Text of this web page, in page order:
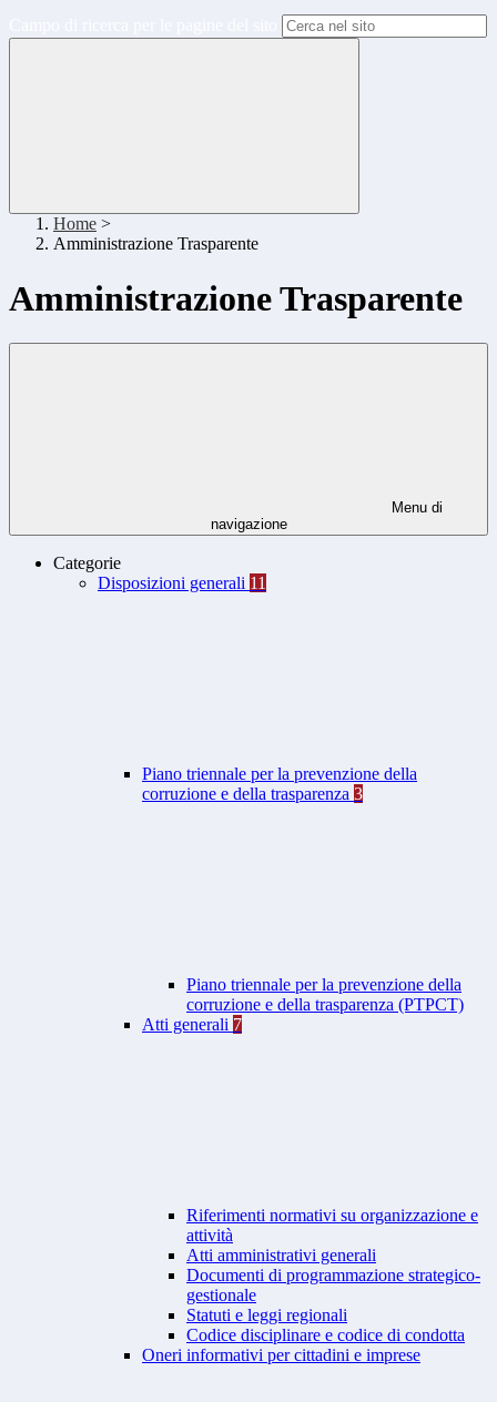
Home >
Amministrazione Trasparente
Amministrazione Trasparente
Menu di
navigazione
Categorie
Disposizioni generali 11
Piano triennale per la prevenzione della
corruzione e della trasparenza 3
Piano triennale per la prevenzione della
corruzione e della trasparenza (PTPCT)
Atti generali 7
Riferimenti normativi su organizzazione e
attività
Atti amministrativi generali
Documenti di programmazione strategico-
gestionale
Statuti e leggi regionali
Codice disciplinare e codice di condotta
Oneri informativi per cittadini e imprese